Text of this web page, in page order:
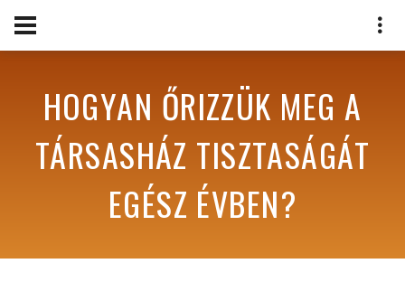
HOGYAN ŐRIZZÜK MEG A
TÁRSASHÁZ TISZTASÁGÁT
EGÉSZ ÉVBEN?